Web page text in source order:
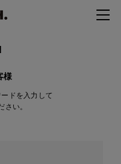
様
ドを入力して
い。